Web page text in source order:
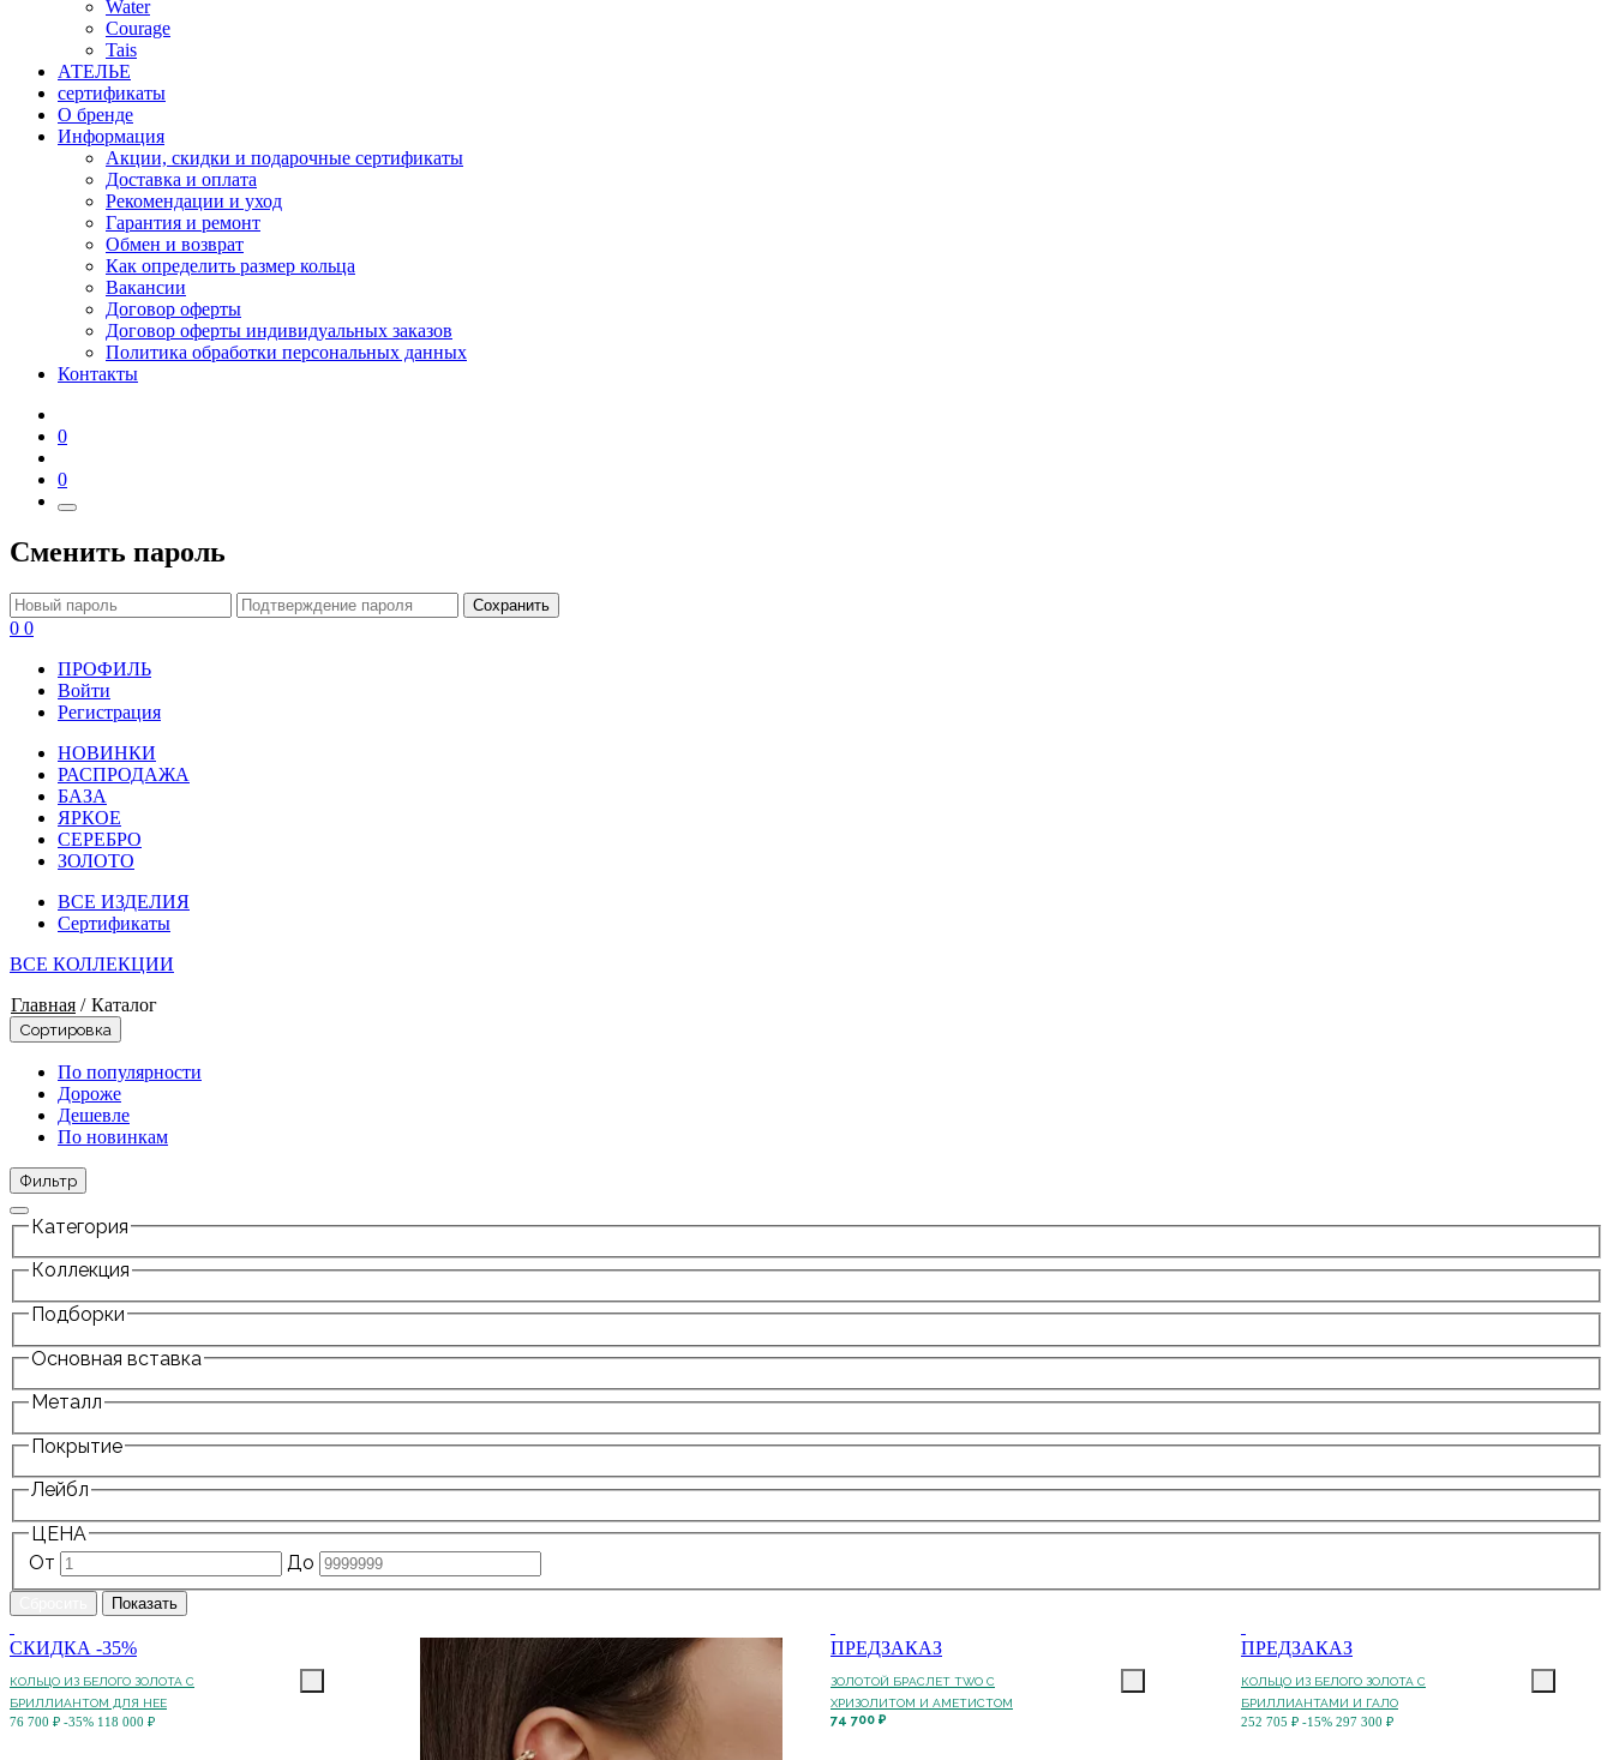
Water
Courage
Tais
АТЕЛЬЕ
сертификаты
О бренде
Информация
Акции, скидки и подарочные сертификаты
Доставка и оплата
Рекомендации и уход
Гарантия и ремонт
Обмен и возврат
Как определить размер кольца
Вакансии
Договор оферты
Договор оферты индивидуальных заказов
Политика обработки персональных данных
Контакты
0
0
Сменить пароль
Сохранить
0 0
ПРОФИЛЬ
Войти
Регистрация
НОВИНКИ
РАСПРОДАЖА
БАЗА
ЯРКОЕ
СЕРЕБРО
ЗОЛОТО
ВСЕ ИЗДЕЛИЯ
Сертификаты
ВСЕ КОЛЛЕКЦИИ
Главная / Каталог
Сортировка
По популярности
Дороже
Дешевле
По новинкам
Фильтр
Категория
Коллекция
Подборки
Основная вставка
Металл
Покрытие
Лейбл
ЦЕНА
От
До
СКИДКА -35%
КОЛЬЦО ИЗ БЕЛОГО ЗОЛОТА С
БРИЛЛИАНТОМ ДЛЯ НЕЕ
76 700 ₽ -35% 118 000 ₽
ПРЕДЗАКАЗ
ЗОЛОТОЙ БРАСЛЕТ TWO С
ХРИЗОЛИТОМ И АМЕТИСТОМ
74 700 ₽
ПРЕДЗАКАЗ
КОЛЬЦО ИЗ БЕЛОГО ЗОЛОТА С
БРИЛЛИАНТАМИ И ГАЛО
252 705 ₽ -15% 297 300 ₽